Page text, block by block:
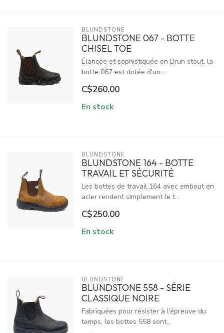
BLUNDSTONE
BLUNDSTONE 067 - BOTTE
CHISEL TOE
Élancée et sophistiquée en Brun stout, la
botte 067 est dotée d'un...
C$260.00
En stock
BLUNDSTONE
BLUNDSTONE 164 - BOTTE
TRAVAIL ET SÉCURITÉ
Les bottes de travail 164 avec embout en
acier rendent simplement le t...
C$250.00
En stock
BLUNDSTONE
BLUNDSTONE 558 - SÉRIE
CLASSIQUE NOIRE
Fabriquées pour résister à l'épreuve du
temps, les bottes 558 sont...